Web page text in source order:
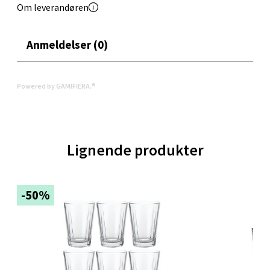
Om leverandøren
Anmeldelser (0)
Powered by GAMIFIERA.®
Lignende produkter
-50%
Langelandsvegen 25, 6010 Ålesund
0 i butikk
Molde - Moldetorget
0 i butikk